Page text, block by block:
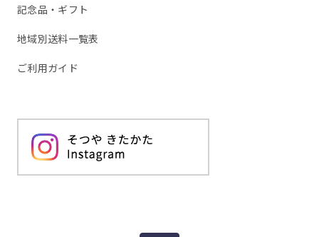
記念品・ギフト
地域別送料一覧表
ご利用ガイド